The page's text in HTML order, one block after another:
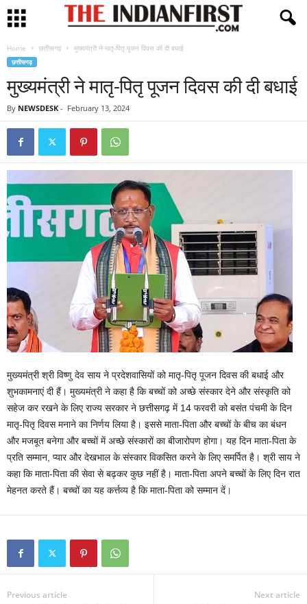
Home छत्तीसगढ़ मुख्यमंत्री ने मातृ-पितृ पूजन दिवस की दी बधाई
छत्तीसगढ़
मुख्यमंत्री ने मातृ-पितृ पूजन दिवस की दी बधाई
By NEWSDESK - February 13, 2024
मुख्यमंत्री श्री विष्णु देव साय ने प्रदेशवासियों को मातृ-पितृ पूजन दिवस की बधाई और
शुभकामनाएं दी हैं। मुख्यमंत्री ने कहा है कि बच्चों को अच्छे संस्कार देने और संस्कृति को
सहेज कर रखने के लिए राज्य सरकार ने छत्तीसगढ़ में 14 फरवरी को बसंत पंचमी के दिन
मातृ-पितृ दिवस मनाने का निर्णय लिया है। इससे माता-पिता और बच्चों के बीच का बंधन
और मजबूत बनेगा और बच्चों में अच्छे संस्कारों का बीजारोपण होगा। यह दिन माता-पिता के
प्रति सम्मान, प्यार और देखभाल के संस्कार विकसित करने के लिए समर्पित है। श्री साय ने
कहा कि माता-पिता की सेवा से बढ़कर कुछ नहीं है। माता-पिता अपने बच्चों के लिए दिन रात
मेहनत करते हैं। बच्चों का यह कर्त्तव्य है कि माता-पिता को सम्मान दें।
Previous article Next article